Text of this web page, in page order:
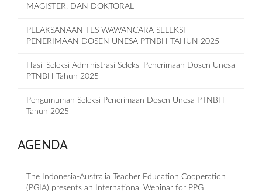
MAGISTER, DAN DOKTORAL
PELAKSANAAN TES WAWANCARA SELEKSI
PENERIMAAN DOSEN UNESA PTNBH TAHUN 2025
Hasil Seleksi Administrasi Seleksi Penerimaan Dosen Unesa
PTNBH Tahun 2025
Pengumuman Seleksi Penerimaan Dosen Unesa PTNBH
Tahun 2025
AGENDA
The Indonesia-Australia Teacher Education Cooperation
(PGIA) presents an International Webinar for PPG